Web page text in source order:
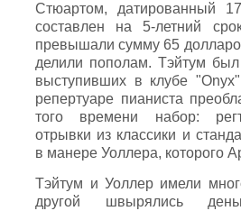
Стюартом, датированный
составлен на 5-летний
превышали сумму 65
делили пополам. Тэйтум
выступивших в клубе
репертуаре пианиста
того времени набор:
отрывки из классики и
в манере Уоллера, которого
Тэйтум и Уоллер имели
другой швырялись